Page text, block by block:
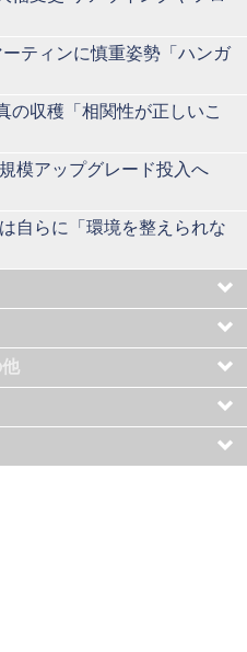
ティンに慎重姿勢「ハンガ
の収穫「相関性が正しいこ
模アップグレード投入へ
自らに「環境を整えられな